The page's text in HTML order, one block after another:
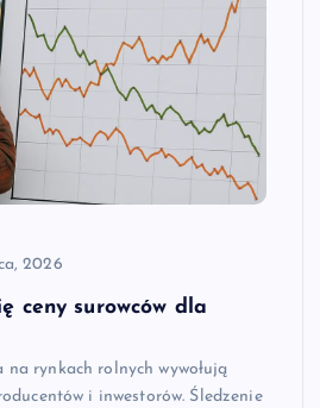
2026
ceny surowców dla
rynkach rolnych wywołują
i inwestorów. Śledzenie